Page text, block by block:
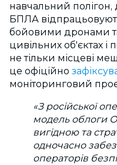
навчальний полігон,
БПЛА
бойовими дронами
цивільних об'єктах і
не тільки місцеві
це офіційно
моніторинговий
«З російської
модель облоги
вигідною та
одночасно
операторів